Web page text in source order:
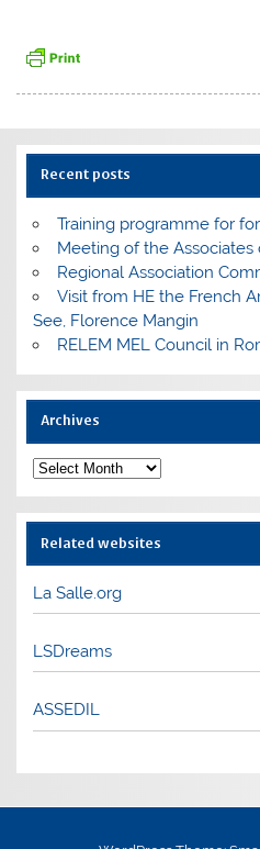
Recent posts
Training programme for
Meeting of the Associates
Regional Association
Visit from HE the French
See, Florence Mangin
RELEM MEL Council in
Archives
Archives
Related websites
La Salle.org
LSDreams
ASSEDIL